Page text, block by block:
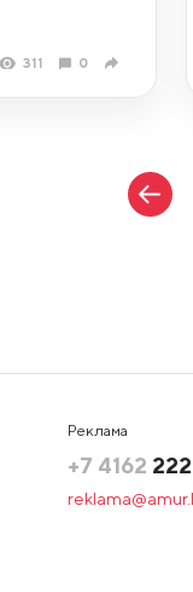
311 0
Реклама
+7 4162